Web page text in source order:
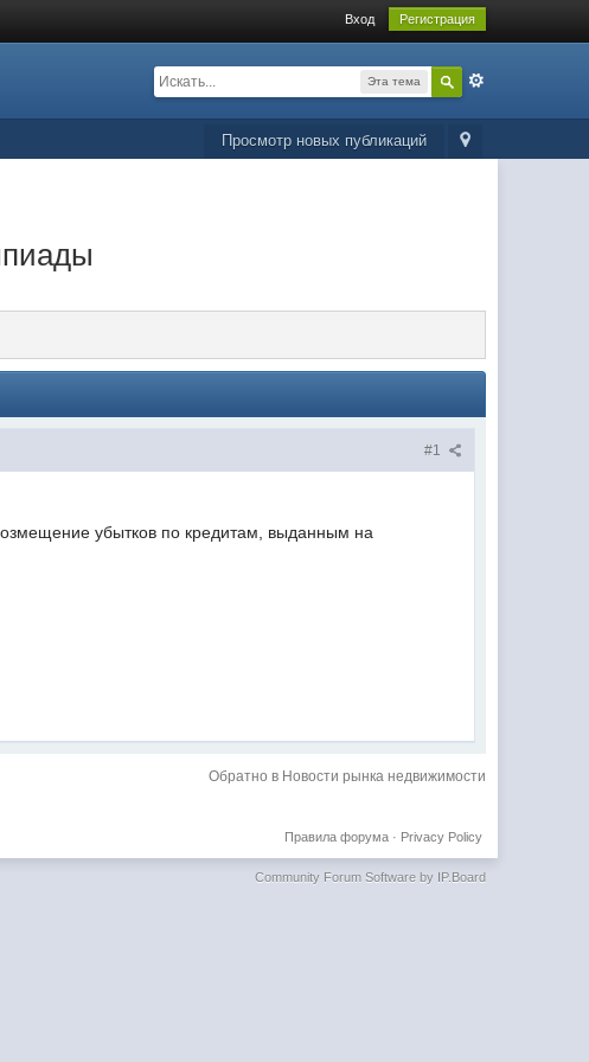
Вход Регистрация
Эта тема
Просмотр новых публикаций
#1
убытков по кредитам, выданным на
Обратно в Новости рынка недвижимости
Privacy Policy
Правила форума·
Community Forum Software by IP.Board